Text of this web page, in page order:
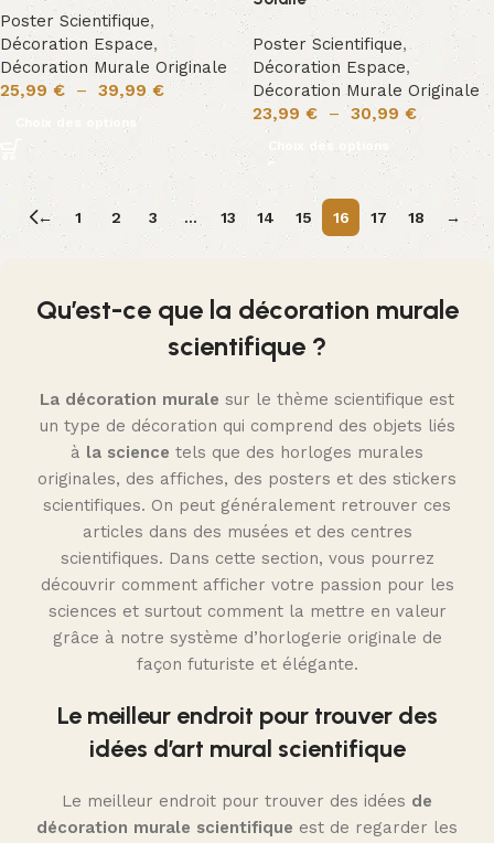
Poster Scientifique,
Décoration Espace,
Décoration Murale Originale
25,99 € – 39,99€
Choix des options
Poster Scientifique,
Décoration Espace,
Décoration Murale Originale
23,99 € – 30,99 €
Choix des options
← 1 2 3 … 13 14 15 16 17 18 →
Qu’est-ce que la décoration murale
scientifique ?
La décoration murale sur le thème scientifique est
un type de décoration qui comprend des objets liés
à la science tels que des horloges murales
originales, des affiches, des posters et des stickers
scientifiques. On peut généralement retrouver ces
articles dans des musées et des centres
scientifiques. Dans cette section, vous pourrez
découvrir comment afficher votre passion pour les
sciences et surtout comment la mettre en valeur
grâce à notre système d’horlogerie originale de
façon futuriste et élégante.
Le meilleur endroit pour trouver des
idées d’art mural scientifique
Le meilleur endroit pour trouver des idées de
décoration murale scientifique est de regarder les